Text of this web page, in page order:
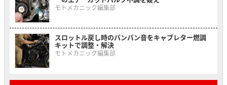
モトメカニック編集部
スロットル戻し時のパンパン音をキャブレター燃調
キットで調整・解決
モトメカニック編集部